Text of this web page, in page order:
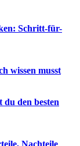
Schritt-für-
wissen musst
den besten
Nachteile